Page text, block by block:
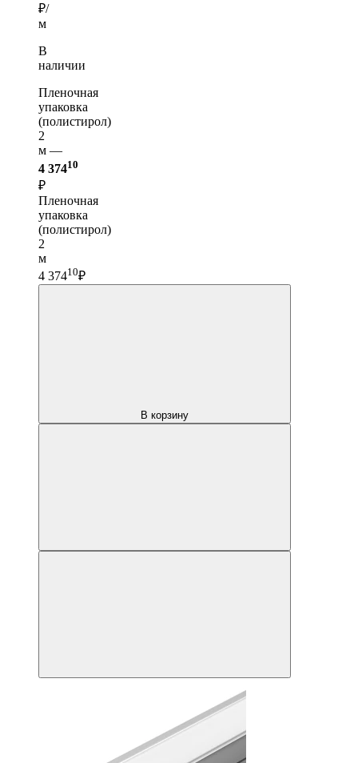
₽/
м
В
наличии
Пленочная
упаковка
(полистирол)
2
м —
4 37410
₽
Пленочная
упаковка
(полистирол)
2
м
4 37410₽
В корзину